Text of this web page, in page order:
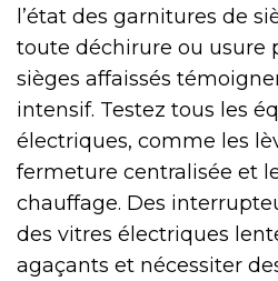
l’état des garnitures de
toute déchirure ou usure
sièges affaissés
intensif. Testez tous les
électriques, comme les
fermeture centralisée et
chauffage. Des
des vitres électriques
agaçants et nécessiter